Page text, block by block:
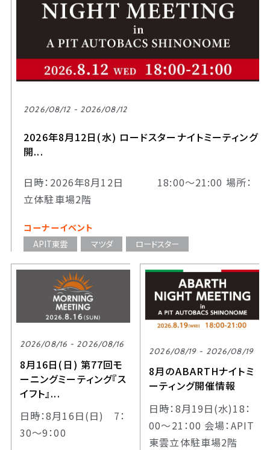
2026/08/12 - 2026/08/12
2026年8月12日(水) ロードスターナイトミーティング
開...
日時：2026年8月12日 18:00～21:00 場所：
立体駐車場2階
コーナーイベント
APIT東雲
マツダ ロードスター
2026/08/16 - 2026/08/16
8月16日(日) 第77回モ
ーニングミーティング『ス
イフト』...
日時：8月16日(日) 7：
30～9：00
2026/08/19 - 2026/08/19
8月のABARTHナイトミ
ーティング開催情報
日時：8月19日(水)18：
00～21：00 会場：APIT
東雲立体駐車場2階